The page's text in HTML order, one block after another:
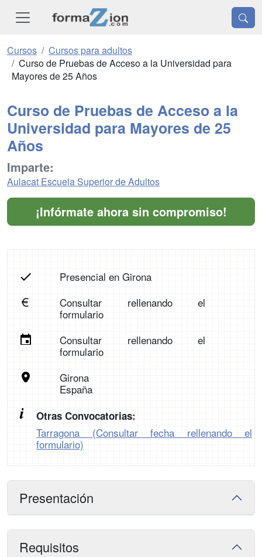
Cursos
Cursos para adultos
Curso de Pruebas de Acceso a la Universidad para
Mayores de 25 Años
Curso de Pruebas de Acceso a la
Universidad para Mayores de 25
Años
Imparte:
Aulacat Escuela Superior de Adultos
¡Infórmate ahora sin compromiso!
Presencial en Girona
Consultar rellenando el
formulario
Consultar rellenando el
formulario
Girona
España
Otras Convocatorias:
Tarragona (Consultar fecha rellenando el
formulario)
Presentación
Requisitos